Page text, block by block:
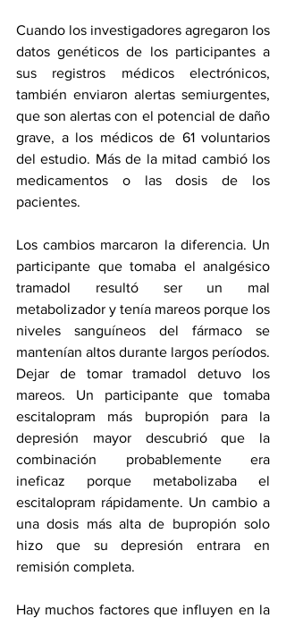
Cuando los investigadores agregaron los
datos genéticos de los participantes a
sus registros médicos electrónicos,
también enviaron alertas semiurgentes,
que son alertas con el potencial de daño
grave, a los médicos de 61 voluntarios
del estudio. Más de la mitad cambió los
medicamentos o las dosis de los
pacientes.
Los cambios marcaron la diferencia. Un
participante que tomaba el analgésico
tramadol resultó ser un mal
metabolizador y tenía mareos porque los
niveles sanguíneos del fármaco se
mantenían altos durante largos períodos.
Dejar de tomar tramadol detuvo los
mareos. Un participante que tomaba
escitalopram más bupropión para la
depresión mayor descubrió que la
combinación probablemente era
ineficaz porque metabolizaba el
escitalopram rápidamente. Un cambio a
una dosis más alta de bupropión solo
hizo que su depresión entrara en
remisión completa.
Hay muchos factores que influyen en la